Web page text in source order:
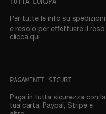
Per tutte le info su spedizioni
e reso o per eﬀettuare il reso
clicca qui
PAGAMENTI SICURI
Paga in tutta sicurezza con la
tua carta, Paypal, Stripe e